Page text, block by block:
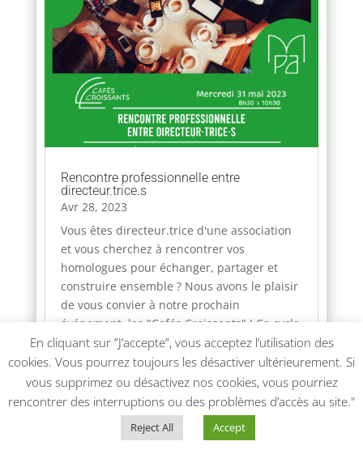
Rencontre professionnelle entre
directeur.trice.s
Avr 28, 2023
Vous êtes directeur.trice d'une association
et vous cherchez à rencontrer vos
homologues pour échanger, partager et
construire ensemble ? Nous avons le plaisir
de vous convier à notre prochain
événement, les "Cafés Croissants" ! Ce cycle
de rencontres a pour vocation...
lire plus
En cliquant sur ”J’accepte”, vous acceptez l’utilisation des
cookies. Vous pourrez toujours les désactiver ultérieurement. Si
vous supprimez ou désactivez nos cookies, vous pourriez
rencontrer des interruptions ou des problèmes d’accès au site."
Reject All Accept